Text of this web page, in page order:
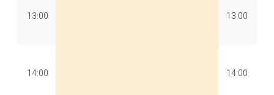
13:00 13:00
14:00 14:00